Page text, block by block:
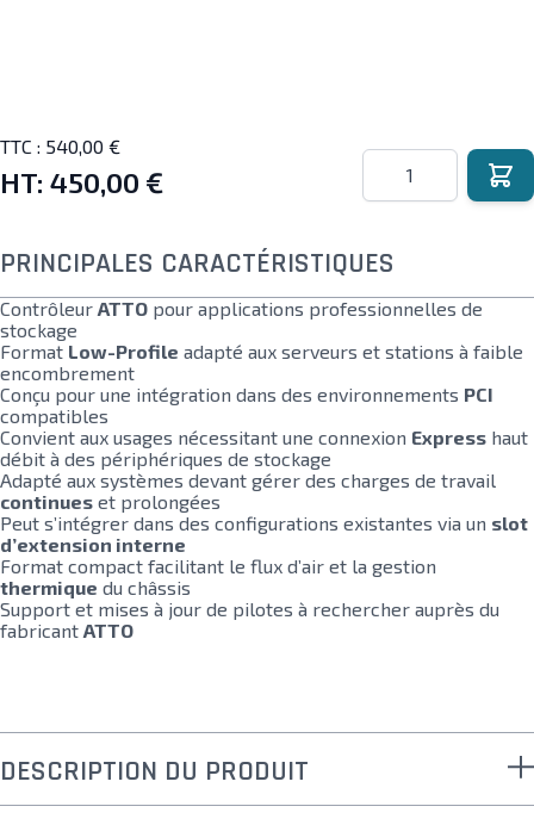
TTC : 540,00 €
HT: 450,00 €
Quantité
PRINCIPALES CARACTÉRISTIQUES
Contrôleur ATTO pour applications professionnelles de
stockage
Format Low-Profile adapté aux serveurs et stations à faible
encombrement
Conçu pour une intégration dans des environnements PCI
compatibles
Convient aux usages nécessitant une connexion Express haut
débit à des périphériques de stockage
Adapté aux systèmes devant gérer des charges de travail
continues et prolongées
Peut s’intégrer dans des configurations existantes via un slot
d’extension interne
Format compact facilitant le flux d’air et la gestion
thermique du châssis
Support et mises à jour de pilotes à rechercher auprès du
fabricant ATTO
DESCRIPTION DU PRODUIT